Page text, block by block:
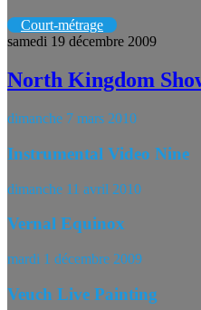
Court-métrage
samedi 19 décembre 2009
North Kingdom
dimanche 7 mars 2010
Instrumental Video Nine
dimanche 11 avril 2010
Vernal Equinox
mardi 1 décembre 2009
Veuch Live Painting